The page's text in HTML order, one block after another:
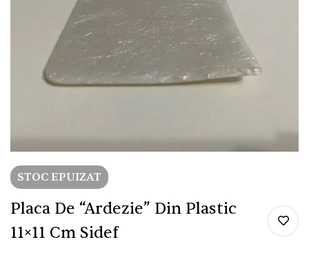
STOC EPUIZAT
Placa De “ardezie” Din Plastic
11×11 Cm Sidef